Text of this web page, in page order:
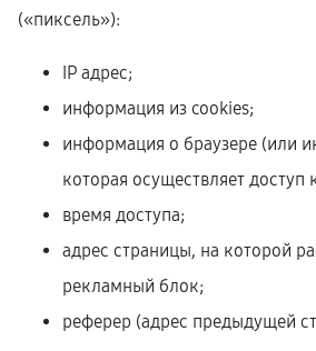
(«пиксель»):
IP адрес;
информация из cookies;
информация о браузере (или
которая осуществляет доступ
время доступа;
адрес страницы, на которой
рекламный блок;
реферер (адрес предыдущей